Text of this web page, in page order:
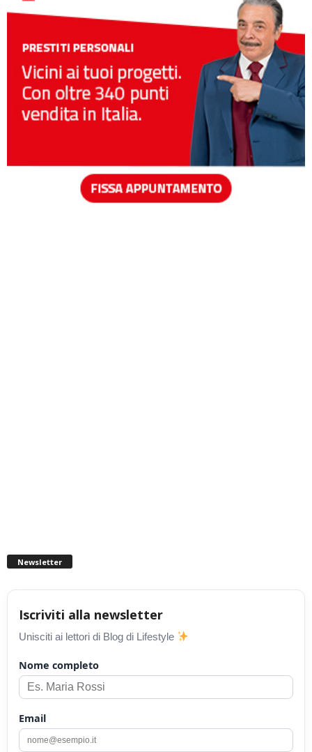
Newsletter
Iscriviti alla newsletter
Unisciti ai lettori di Blog di Lifestyle
Nome completo
Email